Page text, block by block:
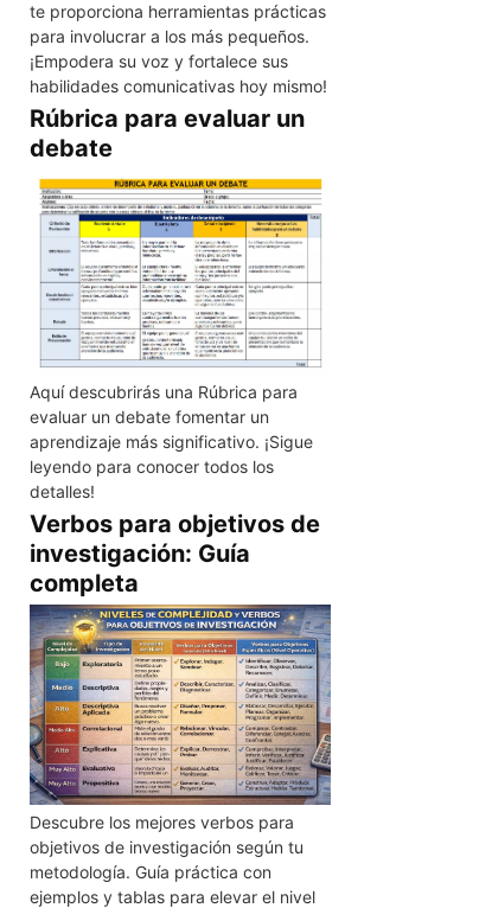
te proporciona herramientas prácticas
para involucrar a los más pequeños.
¡Empodera su voz y fortalece sus
habilidades comunicativas hoy mismo!
Rúbrica para evaluar un
debate
Aquí descubrirás una Rúbrica para
evaluar un debate fomentar un
aprendizaje más significativo. ¡Sigue
leyendo para conocer todos los
detalles!
Verbos para objetivos de
investigación: Guía
completa
Descubre los mejores verbos para
objetivos de investigación según tu
metodología. Guía práctica con
ejemplos y tablas para elevar el nivel